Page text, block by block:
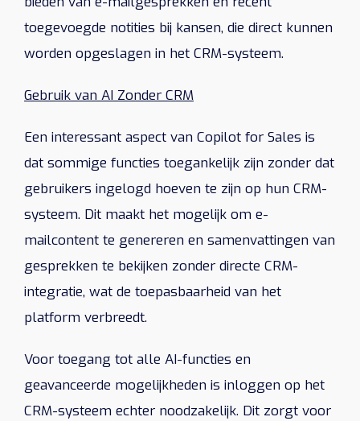
toegevoegde notities bij kansen, die direct kunnen
worden opgeslagen in het CRM-systeem.
Gebruik van AI Zonder CRM
Een interessant aspect van Copilot for Sales is
dat sommige functies toegankelijk zijn zonder dat
gebruikers ingelogd hoeven te zijn op hun CRM-
systeem. Dit maakt het mogelijk om e-
mailcontent te genereren en samenvattingen van
gesprekken te bekijken zonder directe CRM-
integratie, wat de toepasbaarheid van het
platform verbreedt.
Voor toegang tot alle AI-functies en
geavanceerde mogelijkheden is inloggen op het
CRM-systeem echter noodzakelijk. Dit zorgt voor